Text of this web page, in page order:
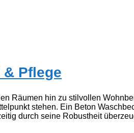
Pflege
Räumen hin zu stilvollen
stehen. Ein Beton
durch seine Robustheit